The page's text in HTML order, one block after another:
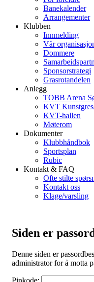
Banekalender
Arrangementer
Klubben
Innmelding
Vår
Dommere
Sponsorstrategi
Grasrotandelen
Anlegg
TOBB Arena
KVT
KVT-hallen
Møterom
Dokumenter
Klubbhåndbok
Sportsplan
Rubic
Kontakt & FAQ
Ofte stilte
Kontakt oss
Klage/varsling
Siden er
Denne siden er
administrator for å motta
Pinkode: